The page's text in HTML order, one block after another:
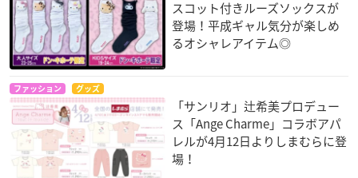
スコット付きルーズソックスが
登場！平成ギャル気分が楽しめ
るオシャレアイテム◎
ファッション グッズ
「サンリオ」辻希美プロデュー
ス「Ange Charme」コラボアパ
レルが4月12日よりしまむらに登
場！